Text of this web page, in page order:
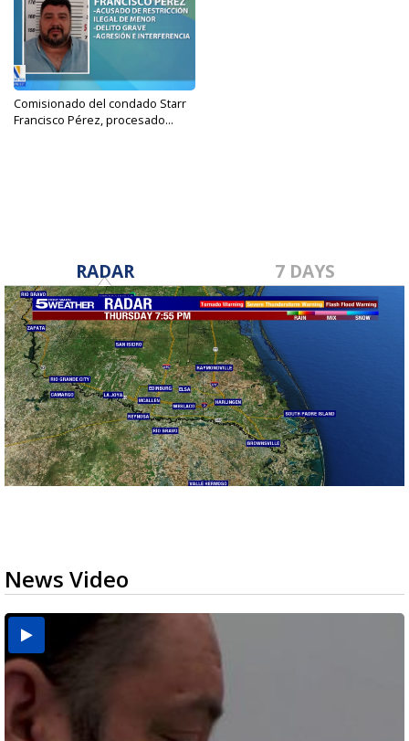
Comisionado del condado Starr
Francisco Pérez, procesado...
RADAR 7 DAYS
News Video